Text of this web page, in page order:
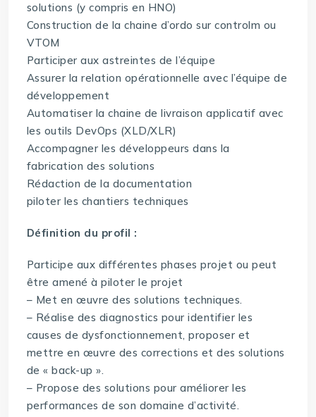
solutions (y compris en HNO)
Construction de la chaine d’ordo sur controlm ou
VTOM
Participer aux astreintes de l’équipe
Assurer la relation opérationnelle avec l’équipe de
développement
Automatiser la chaine de livraison applicatif avec
les outils DevOps (XLD/XLR)
Accompagner les développeurs dans la
fabrication des solutions
Rédaction de la documentation
piloter les chantiers techniques
Définition du profil :
Participe aux différentes phases projet ou peut
être amené à piloter le projet
– Met en œuvre des solutions techniques.
– Réalise des diagnostics pour identifier les
causes de dysfonctionnement, proposer et
mettre en œuvre des corrections et des solutions
de « back-up ».
– Propose des solutions pour améliorer les
performances de son domaine d’activité.